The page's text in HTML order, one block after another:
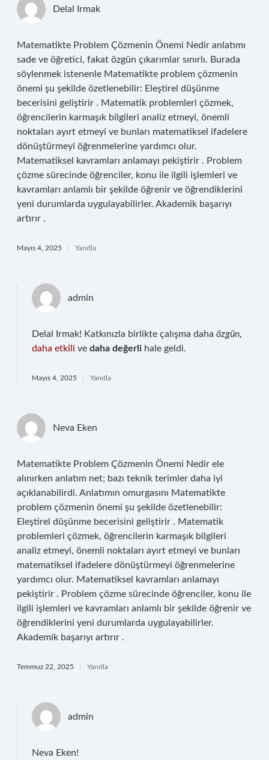
Delal Irmak
Matematikte Problem Çözmenin Önemi Nedir anlatımı
sade ve öğretici, fakat özgün çıkarımlar sınırlı. Burada
söylenmek istenenle Matematikte problem çözmenin
önemi şu şekilde özetlenebilir: Eleştirel düşünme
becerisini geliştirir . Matematik problemleri çözmek,
öğrencilerin karmaşık bilgileri analiz etmeyi, önemli
noktaları ayırt etmeyi ve bunları matematiksel ifadelere
dönüştürmeyi öğrenmelerine yardımcı olur.
Matematiksel kavramları anlamayı pekiştirir . Problem
çözme sürecinde öğrenciler, konu ile ilgili işlemleri ve
kavramları anlamlı bir şekilde öğrenir ve öğrendiklerini
yeni durumlarda uygulayabilirler. Akademik başarıyı
artırır .
Mayıs 4, 2025 Yanıtla
admin
Delal Irmak! Katkınızla birlikte çalışma daha özgün,
daha etkili ve daha değerli hale geldi.
Mayıs 4, 2025 Yanıtla
Neva Eken
Matematikte Problem Çözmenin Önemi Nedir ele
alınırken anlatım net; bazı teknik terimler daha iyi
açıklanabilirdi. Anlatımın omurgasını Matematikte
problem çözmenin önemi şu şekilde özetlenebilir:
Eleştirel düşünme becerisini geliştirir . Matematik
problemleri çözmek, öğrencilerin karmaşık bilgileri
analiz etmeyi, önemli noktaları ayırt etmeyi ve bunları
matematiksel ifadelere dönüştürmeyi öğrenmelerine
yardımcı olur. Matematiksel kavramları anlamayı
pekiştirir . Problem çözme sürecinde öğrenciler, konu ile
ilgili işlemleri ve kavramları anlamlı bir şekilde öğrenir ve
öğrendiklerini yeni durumlarda uygulayabilirler.
Akademik başarıyı artırır .
Temmuz 22, 2025 Yanıtla
admin
Neva Eken!